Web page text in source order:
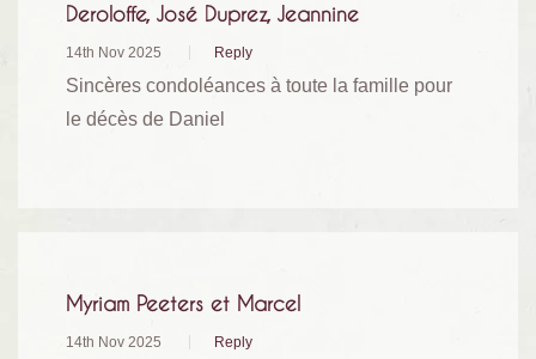
Deroloffe, José Duprez, Jeannine
14th Nov 2025 Reply
Sincères condoléances à toute la famille pour
le décès de Daniel
Myriam Peeters et Marcel
14th Nov 2025 Reply